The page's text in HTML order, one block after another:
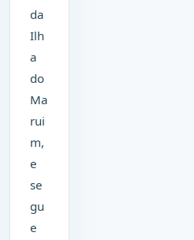
da
Ilh
a
do
Ma
rui
m,
e
se
gu
e